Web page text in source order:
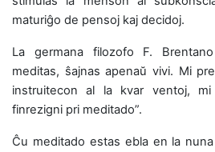
maturiĝo de pensoj kaj decidoj.
La germana filozofo F.
meditas, ŝajnas apenaŭ vivi. Mi
instruitecon al la kvar ventoj,
finrezigni pri meditado”.
Ĉu meditado estas ebla en la